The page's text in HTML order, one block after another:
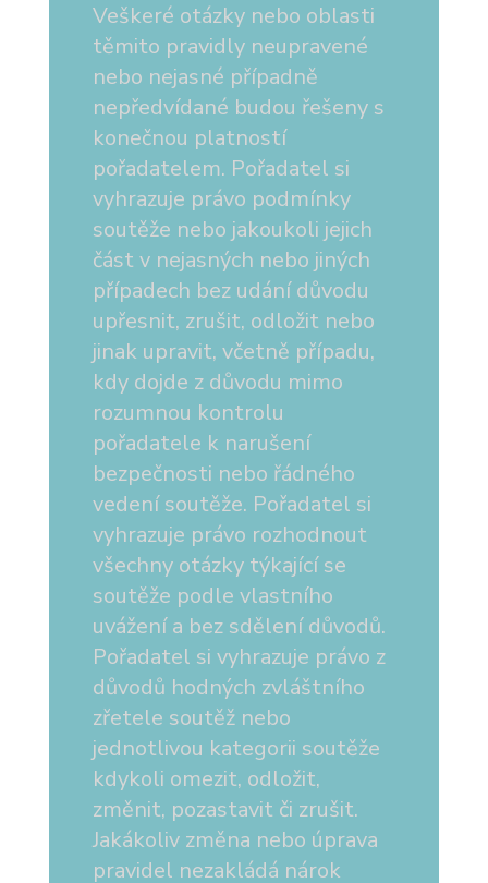
Veškeré otázky nebo oblasti
těmito pravidly neupravené
nebo nejasné případně
nepředvídané budou řešeny s
konečnou platností
pořadatelem. Pořadatel si
vyhrazuje právo podmínky
soutěže nebo jakoukoli jejich
část v nejasných nebo jiných
případech bez udání důvodu
upřesnit, zrušit, odložit nebo
jinak upravit, včetně případu,
kdy dojde z důvodu mimo
rozumnou kontrolu
pořadatele k narušení
bezpečnosti nebo řádného
vedení soutěže. Pořadatel si
vyhrazuje právo rozhodnout
všechny otázky týkající se
soutěže podle vlastního
uvážení a bez sdělení důvodů.
Pořadatel si vyhrazuje právo z
důvodů hodných zvláštního
zřetele soutěž nebo
jednotlivou kategorii soutěže
kdykoli omezit, odložit,
změnit, pozastavit či zrušit.
Jakákoliv změna nebo úprava
pravidel nezakládá nárok